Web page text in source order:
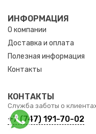
ИНФОРМАЦИЯ
О компании
Доставка и оплата
Полезная информация
Контакты
КОНТАКТЫ
Служба заботы о
+7 (747) 191-70-02